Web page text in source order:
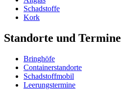
Schadstoffe
Kork
Standorte und Termine
Bringhöfe
Containerstandorte
Schadstoffmobil
Leerungstermine